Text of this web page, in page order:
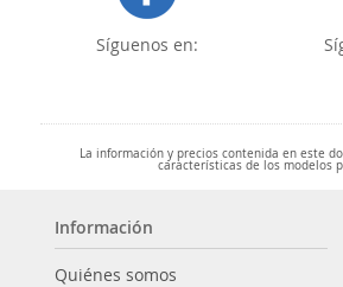
Síguenos en:
La información y precios contenida en este
características de los modelos
Información
Quiénes somos